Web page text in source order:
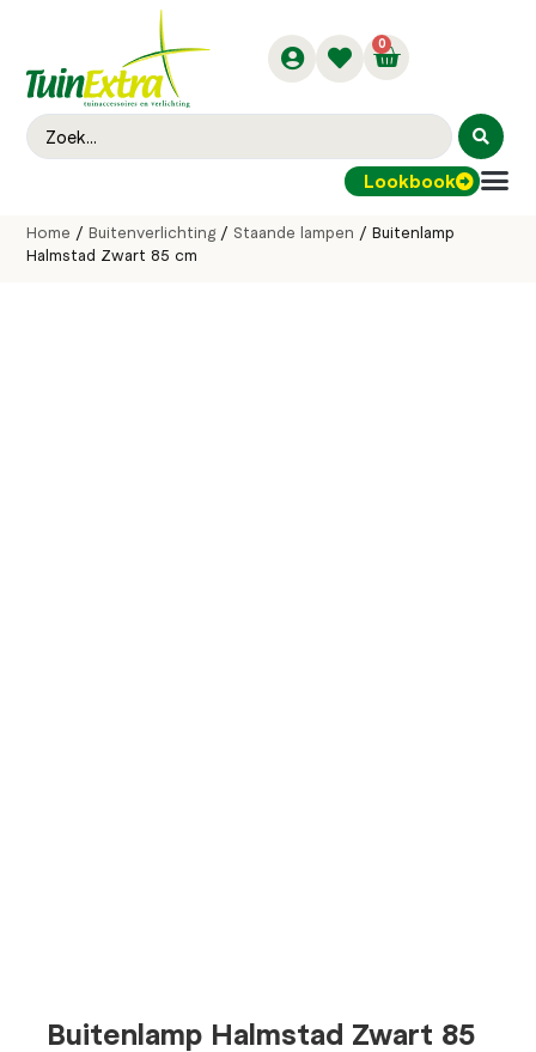
0
Lookbook
Home /Buitenverlichting/ Staande lampen / Buitenlamp
Halmstad Zwart 85 cm
Buitenlamp Halmstad Zwart 85